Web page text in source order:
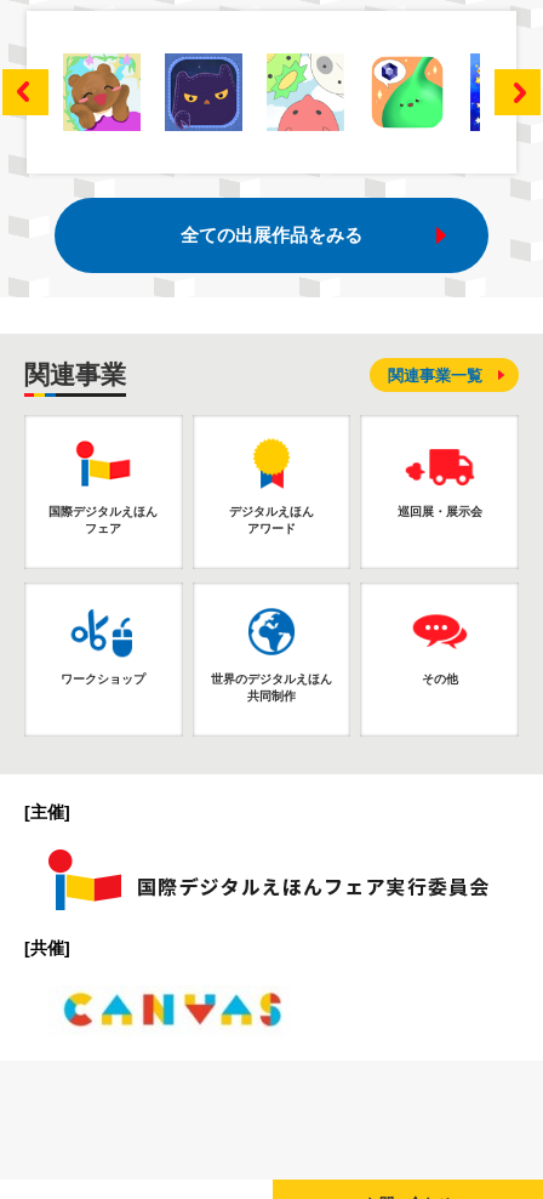
全ての出展作品をみる
関連事業
国際デジタルえほん
フェア
デジタルえほん
アワード
巡回展・展示会
ワークショップ
世界のデジタルえほん
共同制作
その他
関連事業一覧
[主催]
[共催]